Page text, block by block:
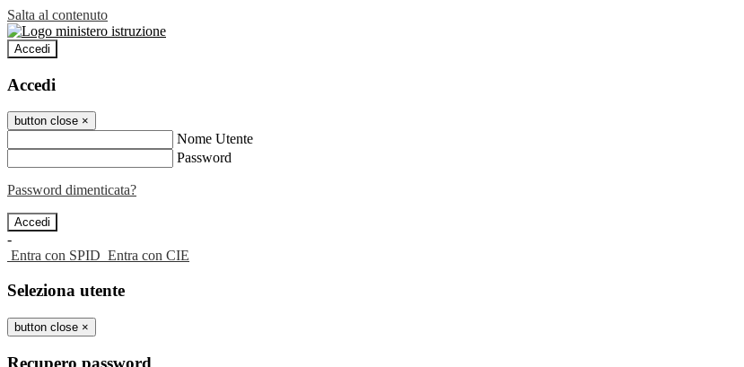
Salta al contenuto
Accedi
Accedi
button close ×
Nome Utente
Password
Password dimenticata?
-
Entra con SPID Entra con CIE
Seleziona utente
button close ×
Recupero password